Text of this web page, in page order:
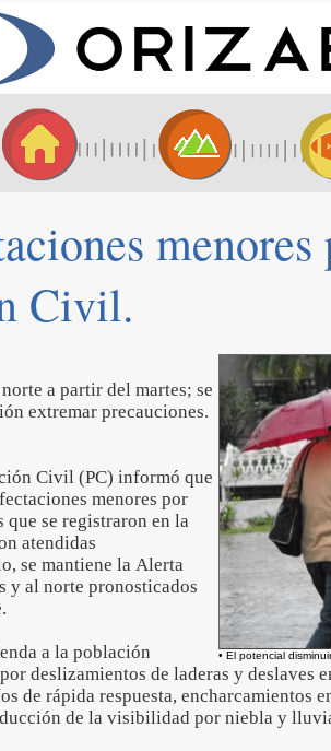
Civil.
• El potencial
a partir del martes; se
extremar precauciones.
Civil (PC) informó que
menores por
se registraron en la
atendidas
se mantiene la Alerta
y al norte pronosticados
a la población
deslizamientos de laderas y deslaves
de rápida respuesta, encharcamientos
de la visibilidad por niebla y